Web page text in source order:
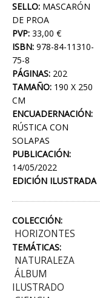
SELLO: MASCARÓN
DE PROA
PVP: 33,00 €
ISBN: 978-84-11310-
75-8
PÁGINAS: 202
TAMAÑO: 190 X 250
CM
ENCUADERNACIÓN:
RÚSTICA CON
SOLAPAS
PUBLICACIÓN:
14/05/2022
EDICIÓN ILUSTRADA
COLECCIÓN:
HORIZONTES
TEMÁTICAS:
NATURALEZA
ÁLBUM
ILUSTRADO